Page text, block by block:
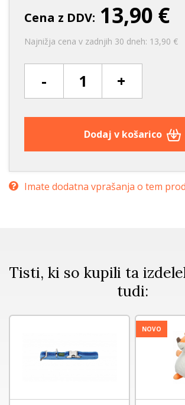
Cena z DDV: 13,90 €
Najnižja cena v zadnjih 30 dneh: 13,90 €
- +
Dodaj v košarico
Imate dodatna vprašanja o tem
Tisti, ki so kupili ta
tudi:
NOVO